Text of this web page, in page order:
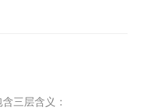
三层含义：